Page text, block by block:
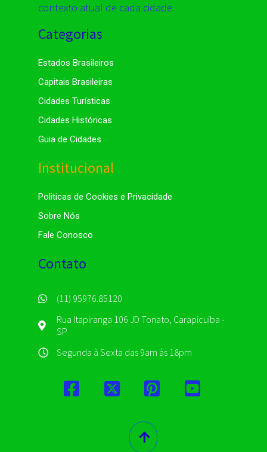
contexto atual de cada cidade.
Categorias
Estados Brasileiros
Capitais Brasileiras
Cidades Turísticas
Cidades Históricas
Guia de Cidades
Institucional
Politicas de Cookies e Privacidade
Sobre Nós
Fale Conosco
Contato
(11) 95976.85120
Rua Itapiranga 106 JD Tonato, Carapicuiba -
SP
Segunda à Sexta das 9am às 18pm